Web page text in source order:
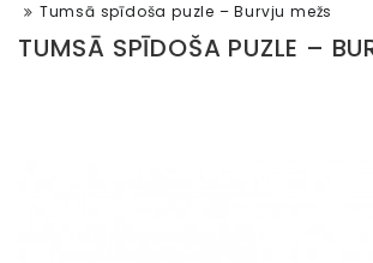
Tumsā spīdoša puzle – Burvju mežs
TUMSĀ SPĪDOŠA PUZLE –